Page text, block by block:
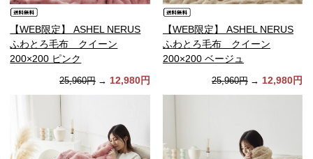
【WEB限定】 ASHEL NERUS
ふわとろ毛布 クイーン
200×200 ピンク
25,960円 → 12,980円
【WEB限定】 ASHEL NERUS
ふわとろ毛布 クイーン
200×200 ベージュ
25,960円 → 12,980円